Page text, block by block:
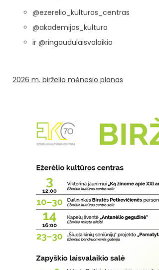
@ezerelio_kulturos_centras
@akademijos_kultura
ir @ringaudulaisvalaikio
2026 m. birželio mėnesio planas